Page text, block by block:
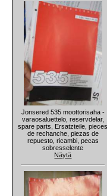
Jonsered 535 moottorisaha -
varaosaluettelo, reservdelar,
spare parts, Ersatzteile, pieces
de rechanche, piezas de
repuesto, ricambi, pecas
sobresselente
Näytä